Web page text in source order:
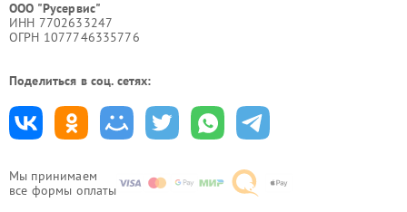
Мы принимаем
все формы оплаты
ООО "Русервис"
ИНН 7702633247
ОГРН 1077746335776
Поделиться в соц. сетях: